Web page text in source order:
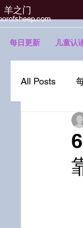
羊之门
每日更新 儿童认
All Posts